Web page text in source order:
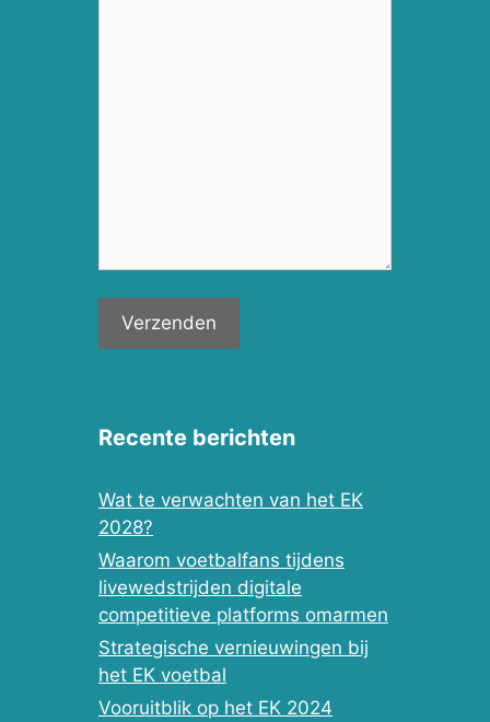
Recente berichten
Wat te verwachten van het EK
2028?
Waarom voetbalfans tijdens
livewedstrijden digitale
competitieve platforms omarmen
Strategische vernieuwingen bij
het EK voetbal
Vooruitblik op het EK 2024